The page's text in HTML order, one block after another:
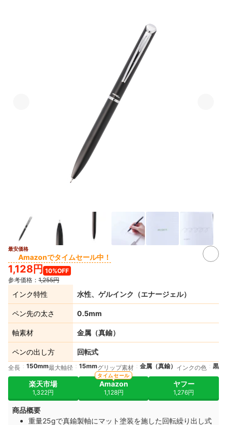
最安価格
Amazonでタイムセール中！
1,128円 10%OFF
参考価格： 1,255円
インク特性 水性、ゲルインク（エナージェル）
ペン先の太さ 0.5mm
軸素材 金属（真鍮）
ペンの出し方 回転式
全長 150mm最大軸径 15mmグリップ素材 金属（真鍮） インクの色 黒
楽天市場
1,322円
Amazon
1,128円
タイムセール
ヤフー
1,276円
商品概要
重量25gで真鍮製軸にマット塗装を施した回転繰り出し式